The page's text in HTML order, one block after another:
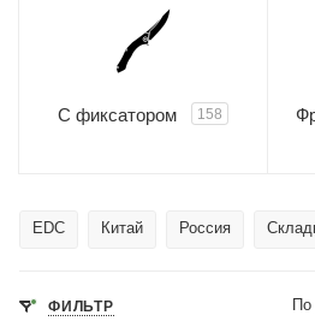
С фиксатором 158
EDC Китай Россия
ФИЛЬТР По